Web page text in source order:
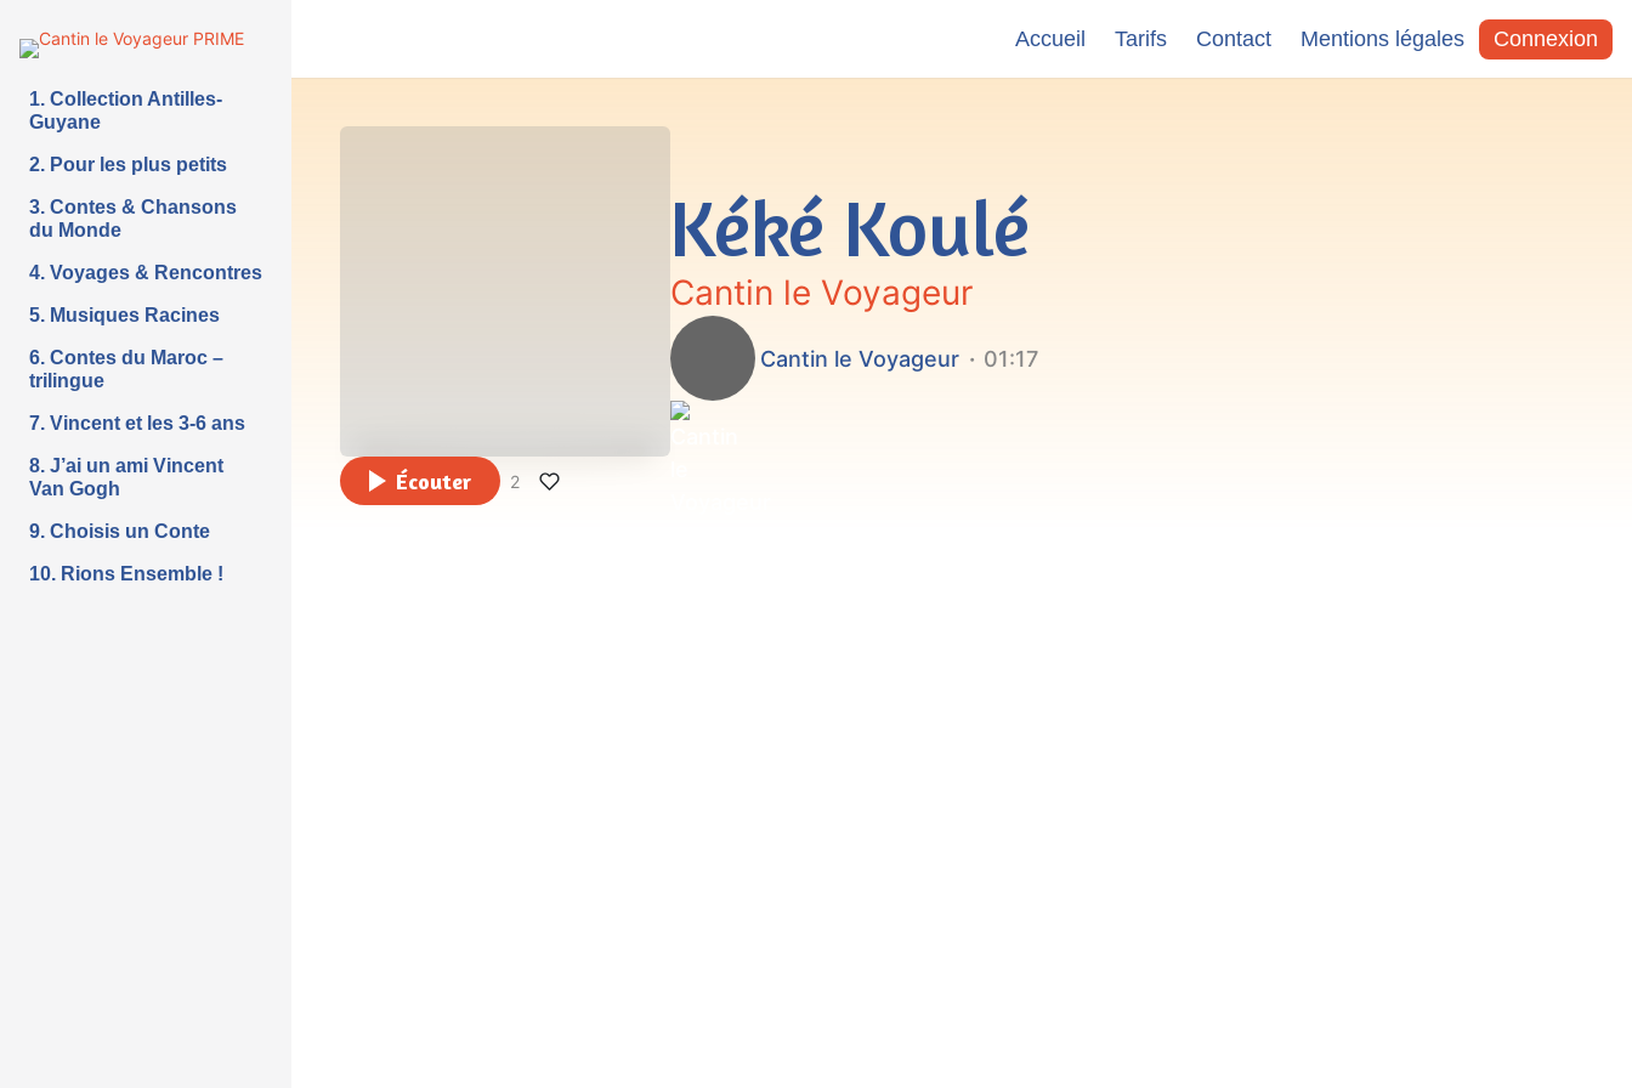
Accueil Tarifs Contact Mentions légales Connexion
1. Collection Antilles-
Guyane
2. Pour les plus petits
3. Contes & Chansons
du Monde
4. Voyages & Rencontres
5. Musiques Racines
6. Contes du Maroc –
trilingue
7. Vincent et les 3-6 ans
8. J’ai un ami Vincent
Van Gogh
9. Choisis un Conte
10. Rions Ensemble !
Kéké Koulé
Cantin le Voyageur
Cantin le Voyageur 01:17
Écouter 2